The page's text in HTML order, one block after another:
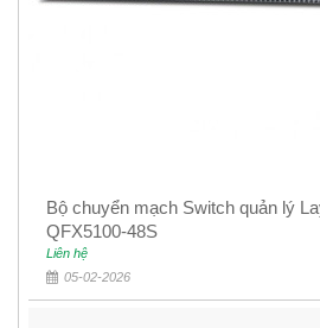
Bộ chuyển mạch Switch quản lý
QFX5100-48S
Liên hệ
05-02-2026